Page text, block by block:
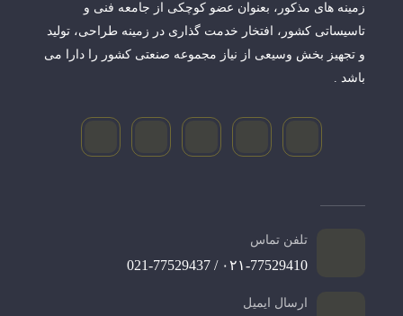
زمینه های مذکور، بعنوان عضو کوچکی از جامعه فنی و
تاسیساتی کشور، افتخار خدمت گذاری در زمینه طراحی، تولید
و تجهیز بخش وسیعی از نیاز مجموعه صنعتی کشور را دارا می
باشد .
تلفن تماس
۰۲۱-77529410 / 021-77529437
ارسال ایمیل